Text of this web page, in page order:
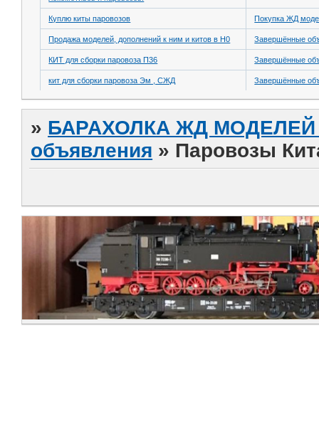
Куплю киты паровозов Покупка ЖД
Продажа моделей, дополнений к ним и китов в H0 Завершённые
КИТ для сборки паровоза П36 Завершённые
кит для сборки паровоза Эм , СЖД Завершённые
» БАРАХОЛКА ЖД МОДЕЛЕЙ
объявления » Паровозы